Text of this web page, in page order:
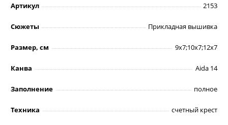
Артикул 2153
Сюжеты Прикладная вышивка
Размер, см 9х7;10х7;12х7
Канва Aida 14
Заполнение полное
Техника счетный крест